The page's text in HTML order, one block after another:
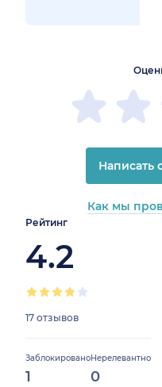
Рейтинг
4.2
17 отзывов
Заблокировано
1
Нерелевантно
0
0%
0%
0%
progress:
12.5%
Написать
Как мы